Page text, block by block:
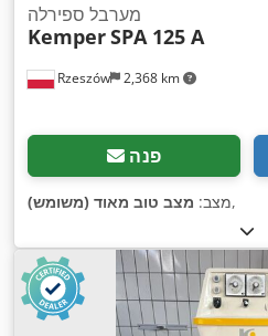
Rzeszów 2,368 km
מערבל ספירלה
KemperSPA 125 A
פנה
מצב: מצב טוב מאוד (משומש) ,